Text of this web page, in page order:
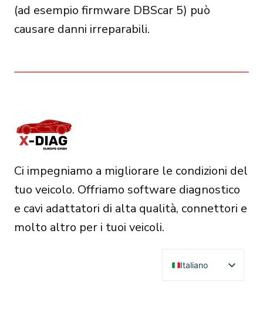
(ad esempio firmware DBScar 5) può
causare danni irreparabili.
Ci impegniamo a migliorare le condizioni del
tuo veicolo. Offriamo software diagnostico
e cavi adattatori di alta qualità, connettori e
molto altro per i tuoi veicoli.
Italiano
English